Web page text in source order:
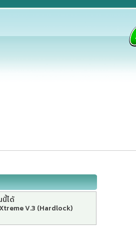
นี้ได้
V.3 (Hardlock)